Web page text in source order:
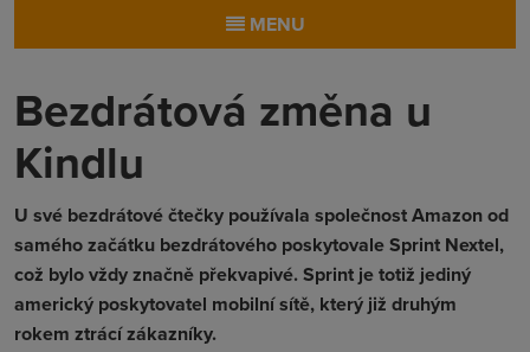
MENU
Bezdrátová změna u
Kindlu
U své bezdrátové čtečky používala společnost Amazon od
samého začátku bezdrátového poskytovale Sprint Nextel,
což bylo vždy značně překvapivé. Sprint je totiž jediný
americký poskytovatel mobilní sítě, který již druhým
rokem ztrácí zákazníky.